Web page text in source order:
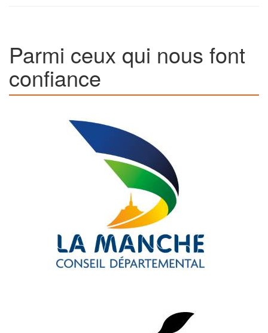
Parmi ceux qui nous font
confiance